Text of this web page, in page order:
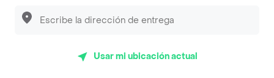
especias.
$ 58.000
Arroz con Pollo
Usar mi ubicación actual